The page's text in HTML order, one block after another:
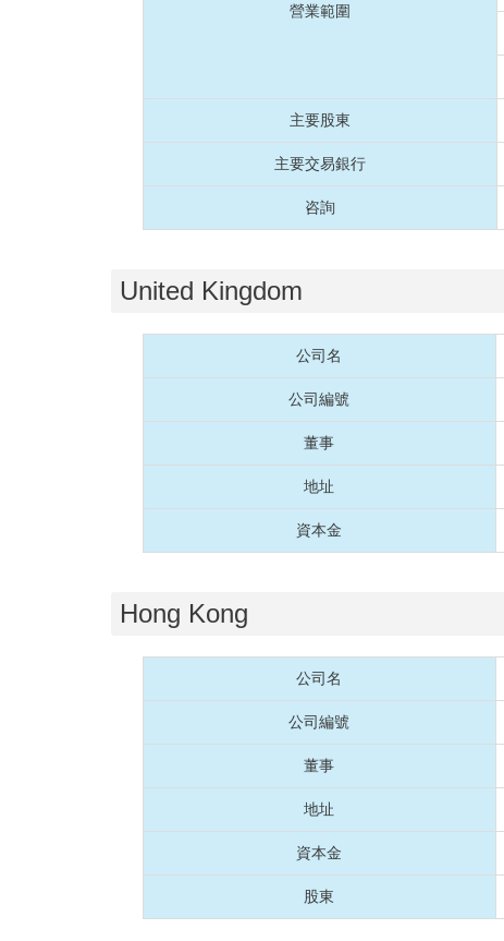
營業範圍
主要股東
主要交易銀行
咨詢
United Kingdom
公司名
公司編號
董事
地址
資本金
Hong Kong
公司名
公司編號
董事
地址
資本金
股東